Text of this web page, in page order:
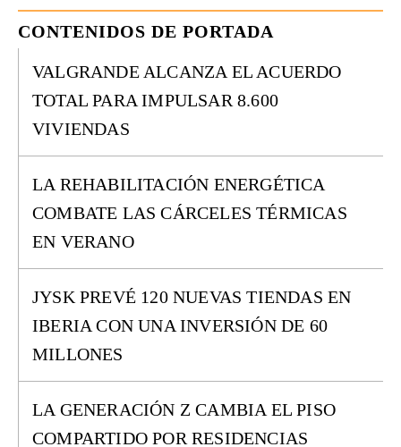
CONTENIDOS DE PORTADA
VALGRANDE ALCANZA EL ACUERDO
TOTAL PARA IMPULSAR 8.600
VIVIENDAS
LA REHABILITACIÓN ENERGÉTICA
COMBATE LAS CÁRCELES TÉRMICAS
EN VERANO
JYSK PREVÉ 120 NUEVAS TIENDAS EN
IBERIA CON UNA INVERSIÓN DE 60
MILLONES
LA GENERACIÓN Z CAMBIA EL PISO
COMPARTIDO POR RESIDENCIAS